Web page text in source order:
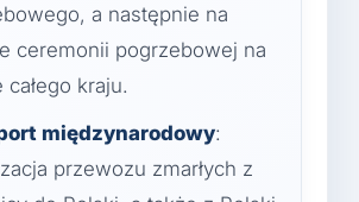
a następnie na
ceremonii pogrzebowej na
całego kraju.
międzynarodowy:
przewozu zmarłych z